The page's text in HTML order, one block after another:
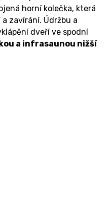
horní kolečka, která
zavírání. Údržbu a
dveří ve spodní
a infrasaunou nižší